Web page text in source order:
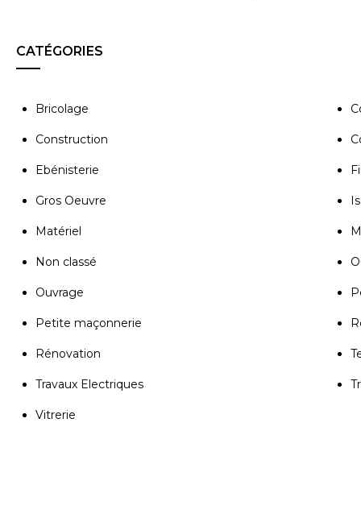
CATÉGORIES
Bricolage
Construction
Ebénisterie
Gros Oeuvre
Matériel
Non classé
Ouvrage
Petite maçonnerie
Rénovation
Travaux Electriques
Vitrerie